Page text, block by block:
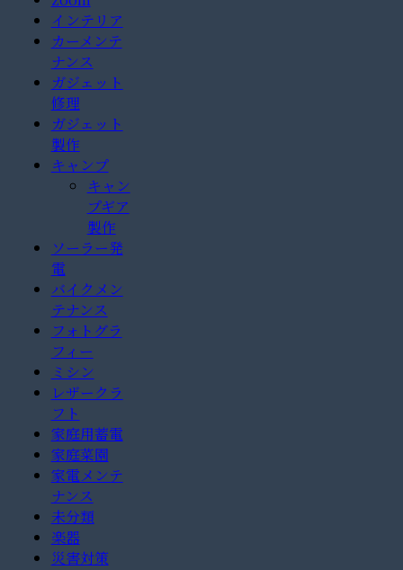
インテリア
カーメンテ
ナンス
ガジェット
修理
ガジェット
製作
キャンプ
キャン
プギア
製作
ソーラー発
電
バイクメン
テナンス
フォトグラ
フィー
ミシン
レザークラ
フト
家庭用蓄電
家庭菜園
家電メンテ
ナンス
未分類
楽器
災害対策